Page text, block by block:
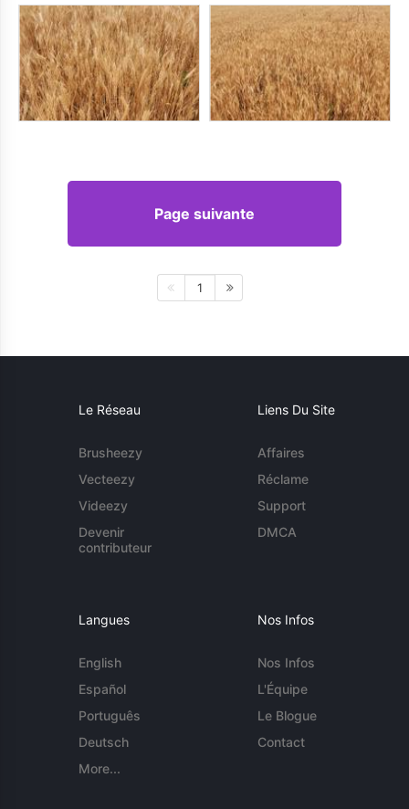
Page suivante
1
Le Réseau
Brusheezy
Vecteezy
Videezy
Devenir
contributeur
Liens Du Site
Affaires
Réclame
Support
DMCA
Langues
English
Español
Português
Deutsch
More...
Nos Infos
Nos Infos
L'Équipe
Le Blogue
Contact